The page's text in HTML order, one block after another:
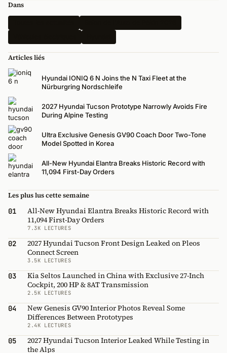
Dans
Articles liés
Hyundai IONIQ 6 N Joins the N Taxi Fleet at the
Nürburgring Nordschleife
2027 Hyundai Tucson Prototype Narrowly Avoids Fire
During Alpine Testing
Ultra Exclusive Genesis GV90 Coach Door Two-Tone
Model Spotted in Korea
All-New Hyundai Elantra Breaks Historic Record with
11,094 First-Day Orders
Les plus lus cette semaine
01
All-New Hyundai Elantra Breaks Historic Record with
11,094 First-Day Orders
7.3K LECTURES
02
2027 Hyundai Tucson Front Design Leaked on Pleos
Connect Screen
3.5K LECTURES
03
Kia Seltos Launched in China with Exclusive 27-Inch
Cockpit, 200 HP & 8AT Transmission
2.5K LECTURES
04
New Genesis GV90 Interior Photos Reveal Some
Differences Between Prototypes
2.4K LECTURES
05
2027 Hyundai Tucson Interior Leaked While Testing in
the Alps